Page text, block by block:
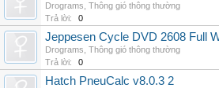
Drograms Thông gió thông thường
Trả lời:
0
Jeppesen Cycle DVD 2608 Full
Drograms Thông gió thông thường
Trả lời:
0
Hatch PneuCalc v8.0.3 2